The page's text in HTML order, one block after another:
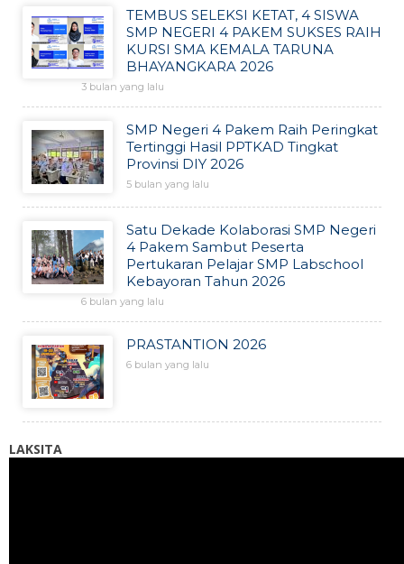
TEMBUS SELEKSI KETAT, 4 SISWA
SMP NEGERI 4 PAKEM SUKSES RAIH
KURSI SMA KEMALA TARUNA
BHAYANGKARA 2026
3 bulan yang lalu
SMP Negeri 4 Pakem Raih Peringkat
Tertinggi Hasil PPTKAD Tingkat
Provinsi DIY 2026
5 bulan yang lalu
Satu Dekade Kolaborasi SMP Negeri
4 Pakem Sambut Peserta
Pertukaran Pelajar SMP Labschool
Kebayoran Tahun 2026
6 bulan yang lalu
PRASTANTION 2026
6 bulan yang lalu
LAKSITA